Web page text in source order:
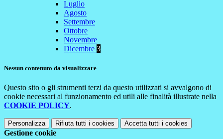
Luglio
Agosto
Settembre
Ottobre
Novembre
Dicembre 3
Nessun contenuto da visualizzare
Questo sito o gli strumenti terzi da questo utilizzati si avvalgono di
cookie necessari al funzionamento ed utili alle finalità illustrate nella
COOKIE POLICY.
Personalizza Rifiuta tutti i cookies Accetta tutti i cookies
Gestione cookie